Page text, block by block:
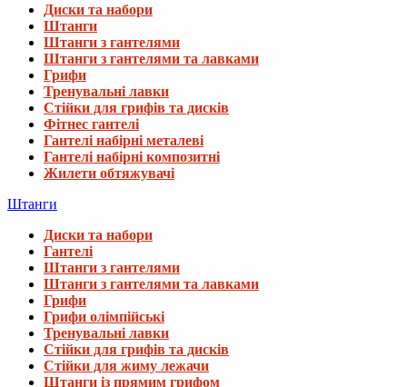
Диски та набори
Штанги
Штанги з гантелями
Штанги з гантелями та лавками
Грифи
Тренувальні лавки
Стійки для грифів та дисків
Фітнес гантелі
Гантелі набірні металеві
Гантелі набірні композитні
Жилети обтяжувачі
Штанги
Диски та набори
Гантелі
Штанги з гантелями
Штанги з гантелями та лавками
Грифи
Грифи олімпійські
Тренувальні лавки
Стійки для грифів та дисків
Стійки для жиму лежачи
Штанги із прямим грифом